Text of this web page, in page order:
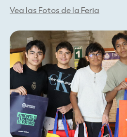
Vea las Fotos de la Feria